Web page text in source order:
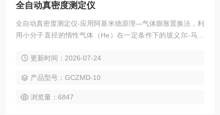
全自动真密度测定仪
全自动真密度测定仪-应用阿基米德原理—气体膨胀置换法，利
用小分子直径的惰性气体（He）在一定条件下的玻义尔-马略
起的样品测试腔气体容量的减少来精确测定样品的真实体积，
更新时间：2026-07-24
产品型号：GCZMD-10
浏览量：6847